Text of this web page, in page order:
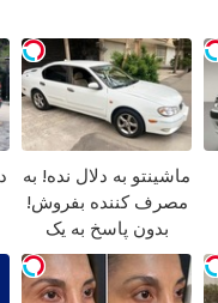
ماشینتو به دلال نده! به
مصرف کننده بفروش!
بدون پاسخ به یک
تماس